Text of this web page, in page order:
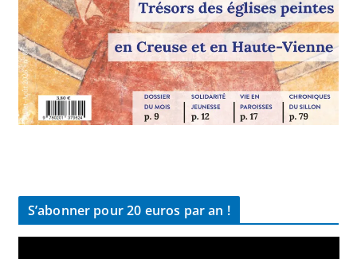
S’abonner pour 20 euros par an !